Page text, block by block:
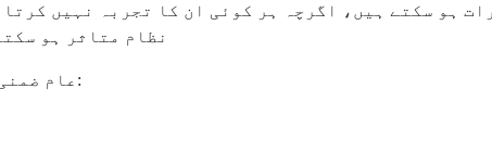
ہو سکتے ہیں، اگرچہ ہر کوئی ان کا تجربہ نہیں
نظام متاثر ہو
عام ضمنی اثرات جن کا آپ تجربہ کر سکتے ہیں ان میں شامل ہیں: